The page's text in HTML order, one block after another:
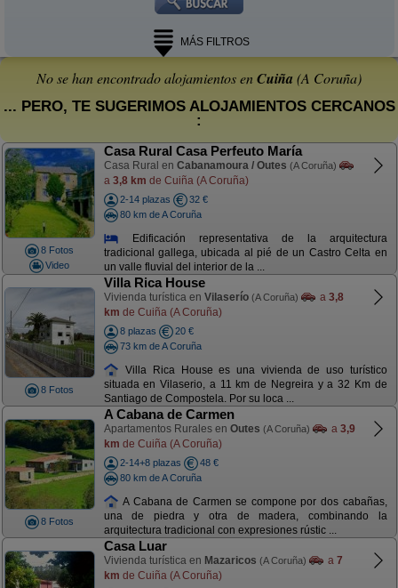
MÁS FILTROS
No se han encontrado alojamientos enCuiña (A Coruña)
... PERO, TE SUGERIMOS ALOJAMIENTOS CERCANOS
:
8 Fotos
Video
Casa Rural Casa Perfeuto María
Casa Rural en Cabanamoura / Outes (A Coruña)
a 3,8 km de Cuiña (A Coruña)
2-14 plazas
32 €
80 km de A Coruña
Edificación representativa de la arquitectura
tradicional gallega, ubicada al pié de un Castro Celta en
un valle fluvial del interior de la ...
8 Fotos
Villa Rica House
Vivienda turística en Vilaserío (A Coruña) a 3,8
km de Cuiña (A Coruña)
8 plazas
20 €
73 km de A Coruña
Villa Rica House es una vivienda de uso turístico
situada en Vilaserio, a 11 km de Negreira y a 32 Km de
Santiago de Compostela. Por su loca ...
8 Fotos
A Cabana de Carmen
Apartamentos Rurales en Outes (A Coruña) a 3,9
km de Cuiña (A Coruña)
2-14+8 plazas
48 €
80 km de A Coruña
A Cabana de Carmen se compone por dos cabañas,
una de piedra y otra de madera, combinando la
arquitectura tradicional con expresiones rústic ...
Casa Luar
Vivienda turística en Mazaricos (A Coruña) a 7
km de Cuiña (A Coruña)